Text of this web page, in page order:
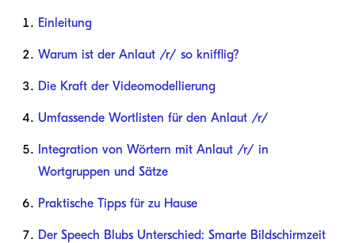
Einleitung
Warum ist der Anlaut /r/ so knifflig?
Die Kraft der Videomodellierung
Umfassende Wortlisten für den Anlaut /r/
Integration von Wörtern mit Anlaut /r/ in
Wortgruppen und Sätze
Praktische Tipps für zu Hause
Der Speech Blubs Unterschied: Smarte Bildschirmzeit